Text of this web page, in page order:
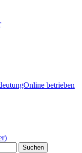
betrieben
Suchen